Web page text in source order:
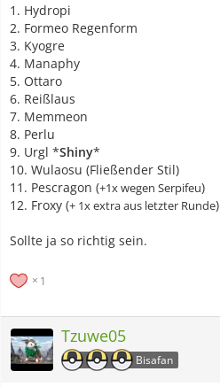
1. Hydropi
2. Formeo Regenform
3. Kyogre
4. Manaphy
5. Ottaro
6. Reißlaus
7. Memmeon
8. Perlu
9. Urgl *Shiny*
10. Wulaosu (Fließender Stil)
11. Pescragon (+1x wegen Serpifeu)
12. Froxy (+ 1x extra aus letzter Runde)
Sollte ja so richtig sein.
1
Tzuwe05
Bisafan